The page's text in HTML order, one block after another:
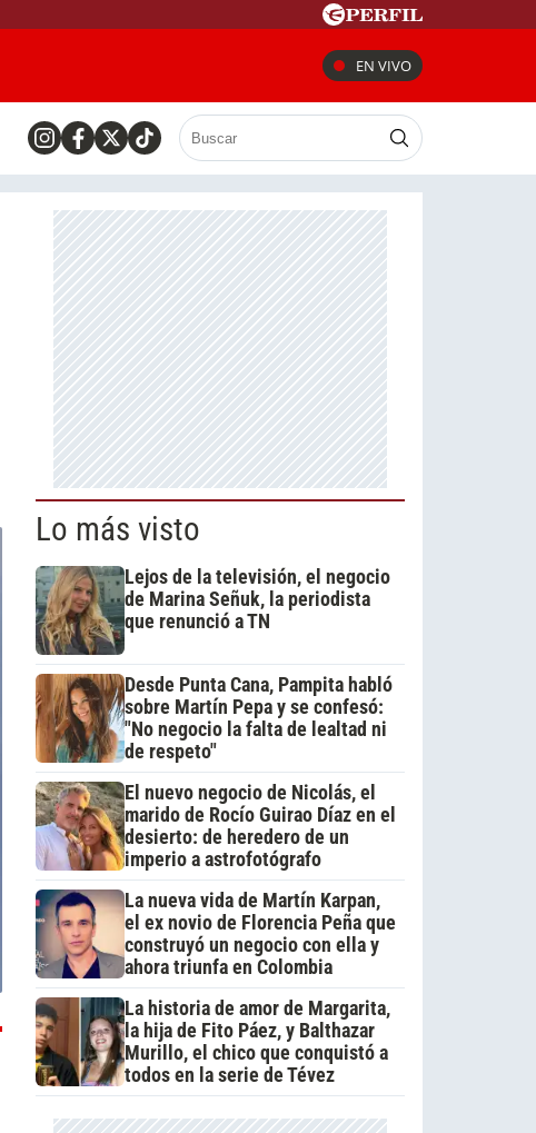
EN VIVO
Lo más visto
Lejos de la televisión, el negocio
de Marina Señuk, la periodista
que renunció a TN
Desde Punta Cana, Pampita habló
sobre Martín Pepa y se confesó:
"No negocio la falta de lealtad ni
de respeto"
El nuevo negocio de Nicolás, el
marido de Rocío Guirao Díaz en el
desierto: de heredero de un
imperio a astrofotógrafo
La nueva vida de Martín Karpan,
el ex novio de Florencia Peña que
construyó un negocio con ella y
ahora triunfa en Colombia
La historia de amor de Margarita,
la hija de Fito Páez, y Balthazar
Murillo, el chico que conquistó a
todos en la serie de Tévez